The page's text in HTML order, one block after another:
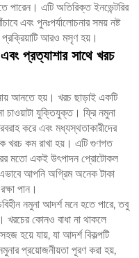
পারেন। এটি অতিরিক্ত ইনভেন্টরির
এবং পুনঃপর্যালোচনার সময় নষ্ট
আরও মসৃণ হয়।
প্রত্যাশার সাথে খরচ
আনতে হয়। খরচ ছাড়াই একটি
চাওয়াটা যুক্তিযুক্ত। ফ্রি নমুনা
করে এবং মধ্যস্থতাকারীদের
খরচ কম রাখা হয়। এটি গুণগত
মতো একই উৎপাদন প্রোটোকল
আপনি অগ্রিম অনেক টাকা
পান।
নমুনা আদর্শ মনে হতে পারে, তবু
খরচের কোনও বাধা না থাকলে
হয়ে যায়, যা আদর্শ বিকল্পটি
প্রয়োজনীয়তা পূরণ করা হয়,